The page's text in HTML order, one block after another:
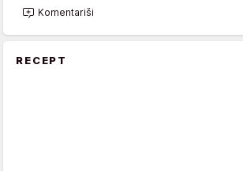
Komentariši
RECEPT